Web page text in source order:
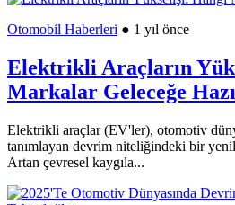
Otomobil Haberleri ● 1 yıl önce
Elektrikli Araçların
Markalar Geleceğe
Elektrikli araçlar (EV'ler), otomotiv
tanımlayan devrim niteliğindeki bir
Artan çevresel kaygıla...